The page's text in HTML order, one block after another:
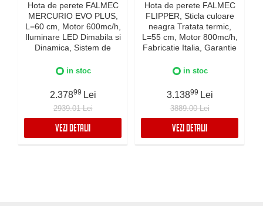
Hota de perete FALMEC
MERCURIO EVO PLUS,
L=60 cm, Motor 600mc/h,
Iluminare LED Dimabila si
Dinamica, Sistem de
plita si hota Falmec,
5 ani, Neagra
in stoc
2.37899 Lei
2939.01 Lei
VEZI DETALII
Hota de perete FALMEC
FLIPPER, Sticla culoare
neagra Tratata termic,
L=55 cm, Motor 800mc/h,
Fabricatie Italia, Garantie
si Dimabila, Inox AISI 304
in stoc
3.13899 Lei
3889.00 Lei
VEZI DETALII